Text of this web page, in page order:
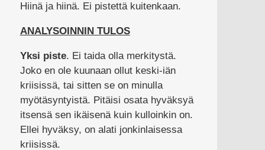
Hiinä ja hiinä. Ei pistettä kuitenkaan.
ANALYSOINNIN TULOS
Yksi piste. Ei taida olla merkitystä.
Joko en ole kuunaan ollut keski-iän
kriisissä, tai sitten se on minulla
myötäsyntyistä. Pitäisi osata hyväksyä
itsensä sen ikäisenä kuin kulloinkin on.
Ellei hyväksy, on alati jonkinlaisessa
kriisissä.